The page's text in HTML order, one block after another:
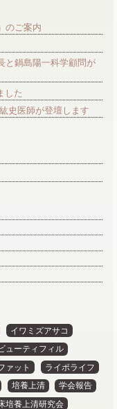
のご案内
と鍋島陽一科学顧問が
した
史医師が登壇します
イワミズアサコ
ューティフィル
ァット
ライポライフ
培養上清
学会報告
培養上清研究会